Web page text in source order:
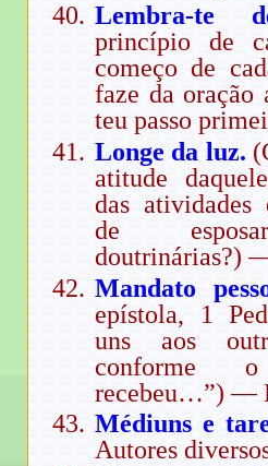
Lembra-te
princípio de
começo de
faze da
teu passo
Longe da luz.
atitude
das atividades
de
doutrinárias?)
Mandato
epístola, 1
uns aos
conforme
recebeu…”) —
Médiuns e
Autores